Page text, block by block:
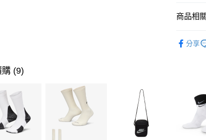
聯邦
台新國
【關於「
３．安
【「
１．於
付」結
２．訂
每筆
每筆
商品相
分享
(9)